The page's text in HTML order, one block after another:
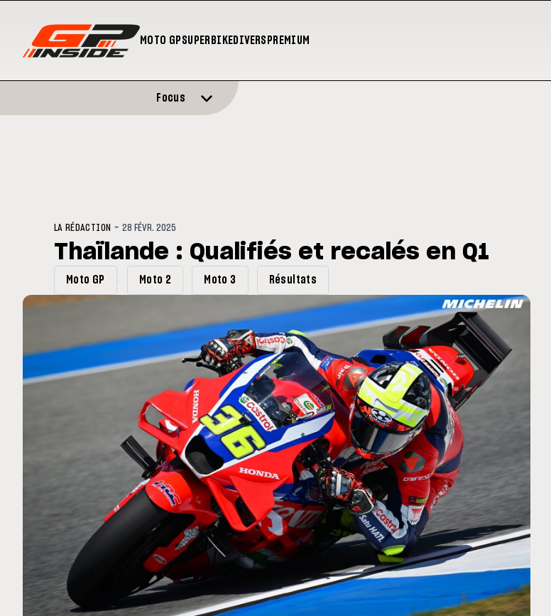
MOTO GPSUPERBIKEDIVERS PREMIUM
club spécial dans
MOTO GP
Silverstone : Horaires et Programme du GP de
Grande-Bretagne
MOTO GP
Zarco évite
septembre
Focus
LA RÉDACTION -28 FÉVR. 2025
Thaïlande : Qualifiés et recalés en Q1
Moto GP Moto 2 Moto 3 Résultats